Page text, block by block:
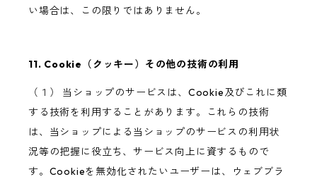
い場合は、この限りではありません。
11. Cookie（クッキー）その他の技術の利用
（１） 当ショップのサービスは、Cookie及びこれに類
する技術を利用することがあります。これらの技術
は、当ショップによる当ショップのサービスの利用状
況等の把握に役立ち、サービス向上に資するもので
す。Cookieを無効化されたいユーザーは、ウェブブラ